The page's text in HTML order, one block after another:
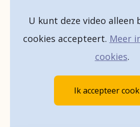
U kunt deze video alleen
cookies accepteert. Meer
cookies.
Ik accepteer